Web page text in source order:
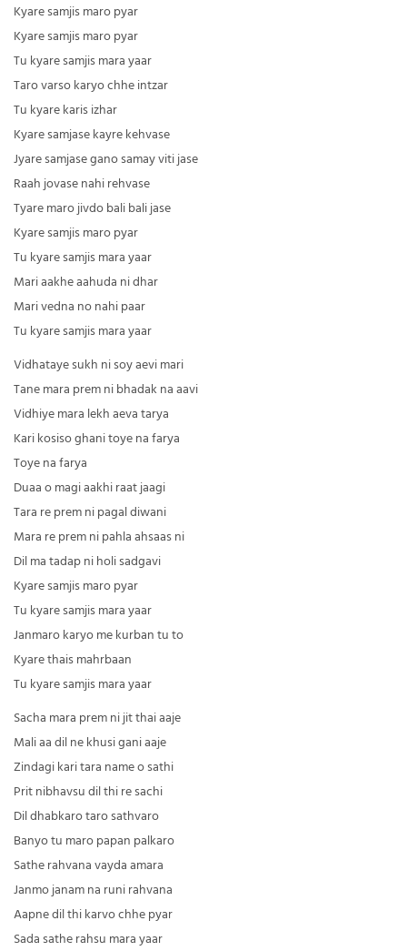
Kyare samjis maro pyar
Kyare samjis maro pyar
Tu kyare samjis mara yaar
Taro varso karyo chhe intzar
Tu kyare karis izhar
Kyare samjase kayre kehvase
Jyare samjase gano samay viti jase
Raah jovase nahi rehvase
Tyare maro jivdo bali bali jase
Kyare samjis maro pyar
Tu kyare samjis mara yaar
Mari aakhe aahuda ni dhar
Mari vedna no nahi paar
Tu kyare samjis mara yaar
Vidhataye sukh ni soy aevi mari
Tane mara prem ni bhadak na aavi
Vidhiye mara lekh aeva tarya
Kari kosiso ghani toye na farya
Toye na farya
Duaa o magi aakhi raat jaagi
Tara re prem ni pagal diwani
Mara re prem ni pahla ahsaas ni
Dil ma tadap ni holi sadgavi
Kyare samjis maro pyar
Tu kyare samjis mara yaar
Janmaro karyo me kurban tu to
Kyare thais mahrbaan
Tu kyare samjis mara yaar
Sacha mara prem ni jit thai aaje
Mali aa dil ne khusi gani aaje
Zindagi kari tara name o sathi
Prit nibhavsu dil thi re sachi
Dil dhabkaro taro sathvaro
Banyo tu maro papan palkaro
Sathe rahvana vayda amara
Janmo janam na runi rahvana
Aapne dil thi karvo chhe pyar
Sada sathe rahsu mara yaar